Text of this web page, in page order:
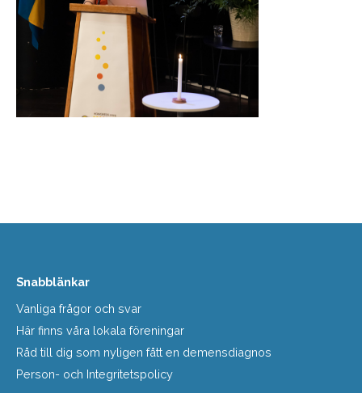
Snabblänkar
Vanliga frågor och svar
Här finns våra lokala föreningar
Råd till dig som nyligen fått en demensdiagnos
Person- och Integritetspolicy